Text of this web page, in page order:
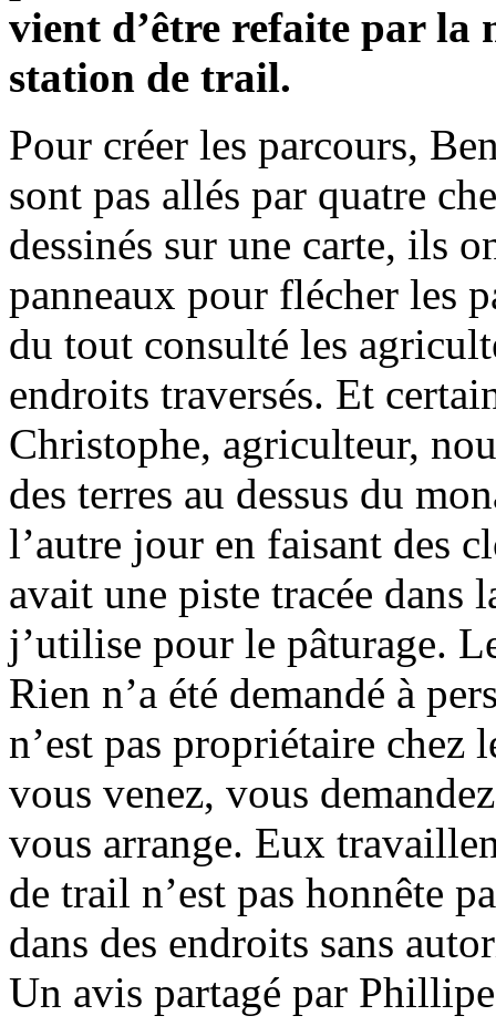
vient d’être refaite par la
station de trail.
Pour créer les parcours,
sont pas allés par quatre
dessinés sur une carte, ils
panneaux pour flécher les
du tout consulté les
endroits traversés. Et
Christophe, agriculteur,
des terres au dessus du
l’autre jour en faisant des
avait une piste tracée dans
j’utilise pour le pâturage.
Rien n’a été demandé à
n’est pas propriétaire chez
vous venez, vous
vous arrange. Eux
de trail n’est pas honnête
dans des endroits sans
Un avis partagé par